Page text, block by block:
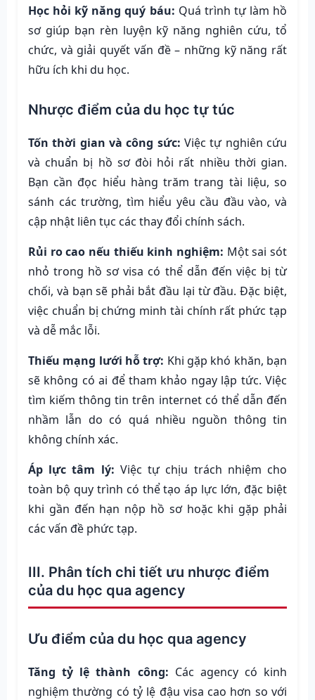
Học hỏi kỹ năng quý báu: Quá trình tự làm hồ
sơ giúp bạn rèn luyện kỹ năng nghiên cứu, tổ
chức, và giải quyết vấn đề – những kỹ năng rất
hữu ích khi du học.
Nhược điểm của du học tự túc
Tốn thời gian và công sức: Việc tự nghiên cứu
và chuẩn bị hồ sơ đòi hỏi rất nhiều thời gian.
Bạn cần đọc hiểu hàng trăm trang tài liệu, so
sánh các trường, tìm hiểu yêu cầu đầu vào, và
cập nhật liên tục các thay đổi chính sách.
Rủi ro cao nếu thiếu kinh nghiệm: Một sai sót
nhỏ trong hồ sơ visa có thể dẫn đến việc bị từ
chối, và bạn sẽ phải bắt đầu lại từ đầu. Đặc biệt,
việc chuẩn bị chứng minh tài chính rất phức tạp
và dễ mắc lỗi.
Thiếu mạng lưới hỗ trợ: Khi gặp khó khăn, bạn
sẽ không có ai để tham khảo ngay lập tức. Việc
tìm kiếm thông tin trên internet có thể dẫn đến
nhầm lẫn do có quá nhiều nguồn thông tin
không chính xác.
Áp lực tâm lý: Việc tự chịu trách nhiệm cho
toàn bộ quy trình có thể tạo áp lực lớn, đặc biệt
khi gần đến hạn nộp hồ sơ hoặc khi gặp phải
các vấn đề phức tạp.
III. Phân tích chi tiết ưu nhược điểm
của du học qua agency
Ưu điểm của du học qua agency
Tăng tỷ lệ thành công: Các agency có kinh
nghiệm thường có tỷ lệ đậu visa cao hơn so với